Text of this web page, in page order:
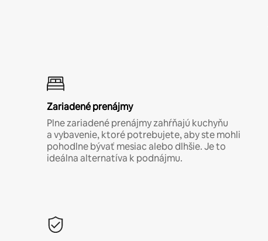
Zariadené prenájmy
Plne zariadené prenájmy zahŕňajú kuchyňu
a vybavenie, ktoré potrebujete, aby ste mohli
pohodlne bývať mesiac alebo dlhšie. Je to
ideálna alternatíva k podnájmu.